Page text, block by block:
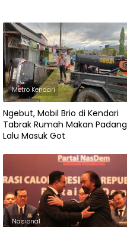
Metro Kendari
Ngebut, Mobil Brio di Kendari
Tabrak Rumah Makan Padang
Lalu Masuk Got
Nasional